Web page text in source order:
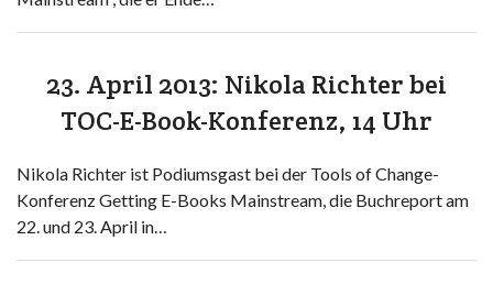
23. April 2013: Nikola Richter bei
TOC-E-Book-Konferenz, 14 Uhr
Nikola Richter ist Podiumsgast bei der Tools of Change-
Konferenz Getting E-Books Mainstream, die Buchreport am
22. und 23. April in…